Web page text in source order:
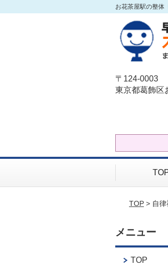
お花茶屋駅の整体
〒124-0003
東京都葛飾区
TOP> 自律
メニュー
TOP